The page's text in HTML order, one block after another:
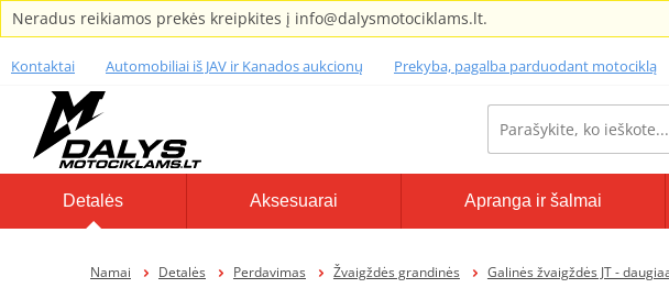
Neradus reikiamos prekės kreipkites į info@dalysmotociklams.lt.
Kontaktai Automobiliai iš JAV ir Kanados aukcionų Prekyba, pagalba parduodant motociklą
Detalės Aksesuarai Apranga ir šalmai
Namai Detalės Perdavimas Žvaigždės grandinės Galinės žvaigždės JT -